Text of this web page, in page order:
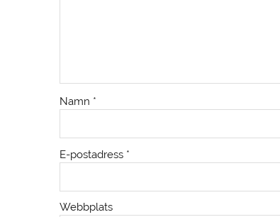
Namn *
E-postadress *
Webbplats